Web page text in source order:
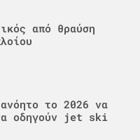
από θραύση
το 2026 να
οδηγούν jet ski